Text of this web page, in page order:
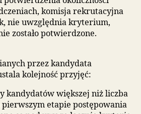
z informacjami w systemie
wydanie rodzicom
wniosku odpowiedzialny
przeprowadza
przez dyrektora placówki